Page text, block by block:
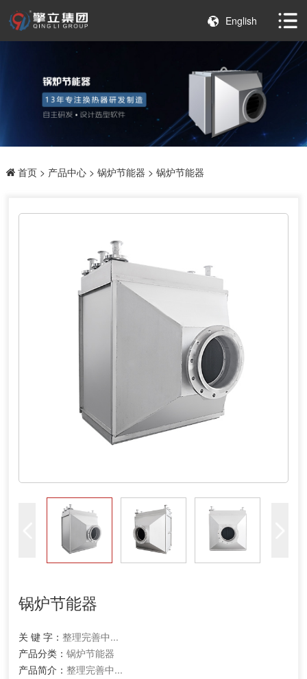
English
首页> 产品中心> 锅炉节能器 > 锅炉节能器
锅炉节能器
关 键 字： 整理完善中...
产品分类： 锅炉节能器
产品简介： 整理完善中...